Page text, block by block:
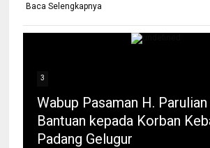
Baca Selengkapnya
3
Wabup Pasaman H.
Bantuan kepada Korban
Padang Gelugur